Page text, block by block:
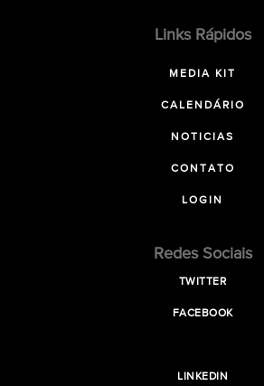
Links Rápidos
MEDIA KIT
CALENDÁRIO
NOTICIAS
CONTATO
LOGIN
Redes Sociais
TWITTER
FACEBOOK
LINKEDIN